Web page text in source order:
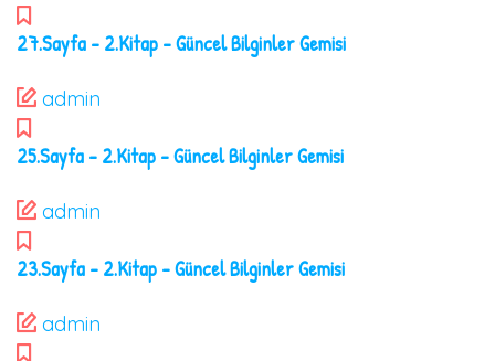
27.Sayfa – 2.Kitap – Güncel Bilginler Gemisi
admin
25.Sayfa – 2.Kitap – Güncel Bilginler Gemisi
admin
23.Sayfa – 2.Kitap – Güncel Bilginler Gemisi
admin